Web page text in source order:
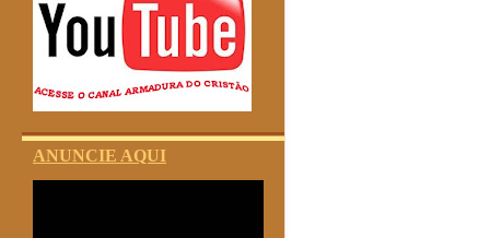
ANUNCIE AQUI